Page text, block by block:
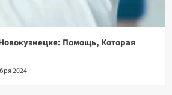
Помощь, Которая
2024